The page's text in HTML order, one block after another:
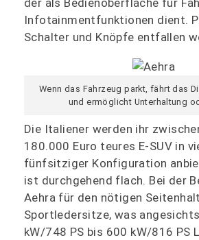
Infotainmentfunktionen dient.
Schalter und Knöpfe entfallen
Wenn das Fahrzeug parkt, fährt das
und ermöglicht Unterhaltung
Die Italiener werden ihr
180.000 Euro teures E-SUV in
fünfsitziger Konfiguration
ist durchgehend flach. Bei der
Aehra für den nötigen
Sportledersitze, was
kW/748 PS bis 600 kW/816 PS